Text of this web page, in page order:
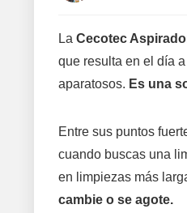
La Cecotec
que resulta en el día
aparatosos. Es una
Entre sus puntos
cuando buscas una
en limpiezas más
cambie o se agote.